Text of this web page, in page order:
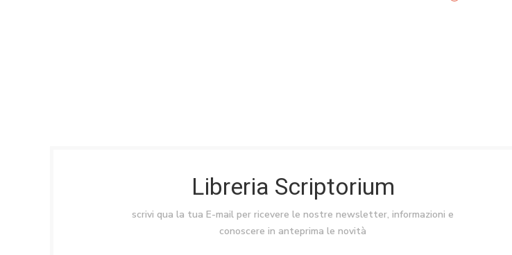
Libreria Scriptorium
scrivi qua la tua E-mail per ricevere le nostre newsletter, informazioni e
conoscere in anteprima le novità